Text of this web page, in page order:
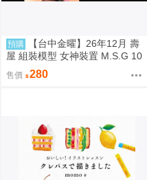
預購
【台中金曜】26年12月 壽
屋 組裝模型 女神裝置 M.S.G 10
臉部套組 PUNI☆MOFU 用 膚色
D 0819
售價 280